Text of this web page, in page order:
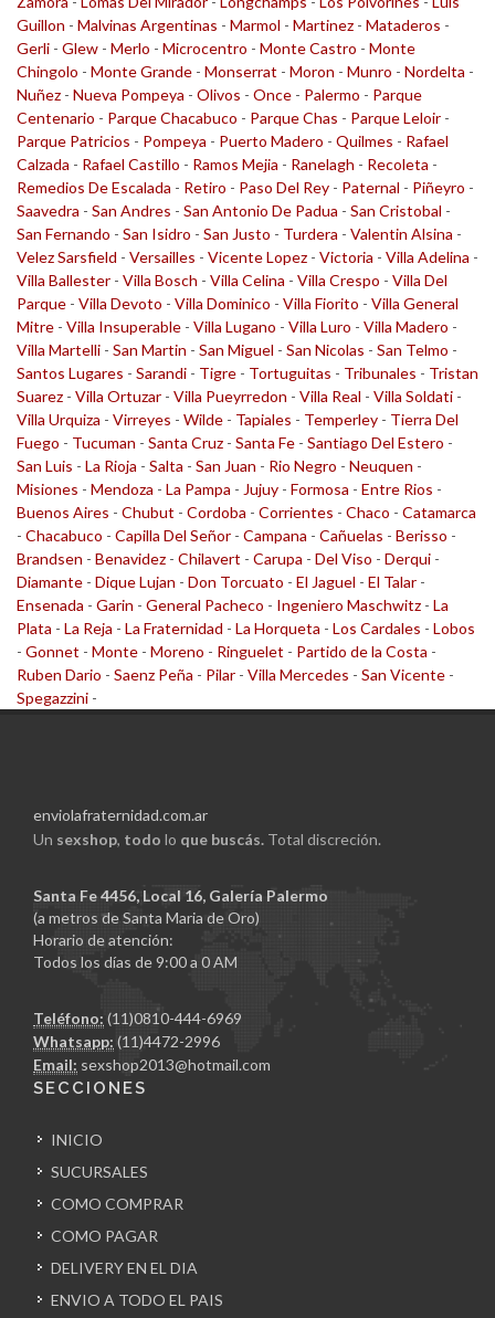
Guillon - Malvinas Argentinas - Marmol - Martinez - Mataderos -
Gerli - Glew - Merlo - Microcentro - Monte Castro - Monte
Chingolo - Monte Grande - Monserrat - Moron - Munro - Nordelta -
Nuñez - Nueva Pompeya - Olivos - Once - Palermo - Parque
Centenario - Parque Chacabuco - Parque Chas - Parque Leloir -
Parque Patricios - Pompeya - Puerto Madero - Quilmes - Rafael
Calzada - Rafael Castillo - Ramos Mejia - Ranelagh - Recoleta -
Remedios De Escalada - Retiro - Paso Del Rey - Paternal - Piñeyro -
Saavedra - San Andres - San Antonio De Padua - San Cristobal -
San Fernando - San Isidro - San Justo - Turdera - Valentin Alsina -
Velez Sarsfield - Versailles - Vicente Lopez - Victoria - Villa Adelina -
Villa Ballester - Villa Bosch - Villa Celina - Villa Crespo - Villa Del
Parque - Villa Devoto - Villa Dominico - Villa Fiorito - Villa General
Mitre - Villa Insuperable - Villa Lugano - Villa Luro - Villa Madero -
Villa Martelli - San Martin - San Miguel - San Nicolas - San Telmo -
Santos Lugares - Sarandi - Tigre - Tortuguitas - Tribunales - Tristan
Suarez - Villa Ortuzar - Villa Pueyrredon - Villa Real - Villa Soldati -
Villa Urquiza - Virreyes - Wilde - Tapiales - Temperley - Tierra Del
Fuego - Tucuman - Santa Cruz - Santa Fe - Santiago Del Estero -
San Luis - La Rioja - Salta - San Juan - Rio Negro - Neuquen -
Misiones - Mendoza - La Pampa - Jujuy - Formosa - Entre Rios -
Buenos Aires - Chubut - Cordoba - Corrientes - Chaco - Catamarca
- Chacabuco - Capilla Del Señor - Campana - Cañuelas - Berisso -
Brandsen - Benavidez - Chilavert - Carupa - Del Viso - Derqui -
Diamante - Dique Lujan - Don Torcuato - El Jaguel - El Talar -
Ensenada - Garin - General Pacheco - Ingeniero Maschwitz - La
Plata - La Reja - La Fraternidad - La Horqueta - Los Cardales - Lobos
- Gonnet - Monte - Moreno - Ringuelet - Partido de la Costa -
Ruben Dario - Saenz Peña - Pilar - Villa Mercedes - San Vicente -
Spegazzini -
enviolafraternidad.com.ar
Un sexshop, todo lo que buscás. Total discreción.
Santa Fe 4456, Local 16, Galería Palermo
(a metros de Santa Maria de Oro)
Horario de atención:
Todos los días de 9:00 a 0 AM
Teléfono: (11)0810-444-6969
Whatsapp: (11)4472-2996
Email: sexshop2013@hotmail.com
SECCIONES
INICIO
SUCURSALES
COMO COMPRAR
COMO PAGAR
DELIVERY EN EL DIA
ENVIO A TODO EL PAIS